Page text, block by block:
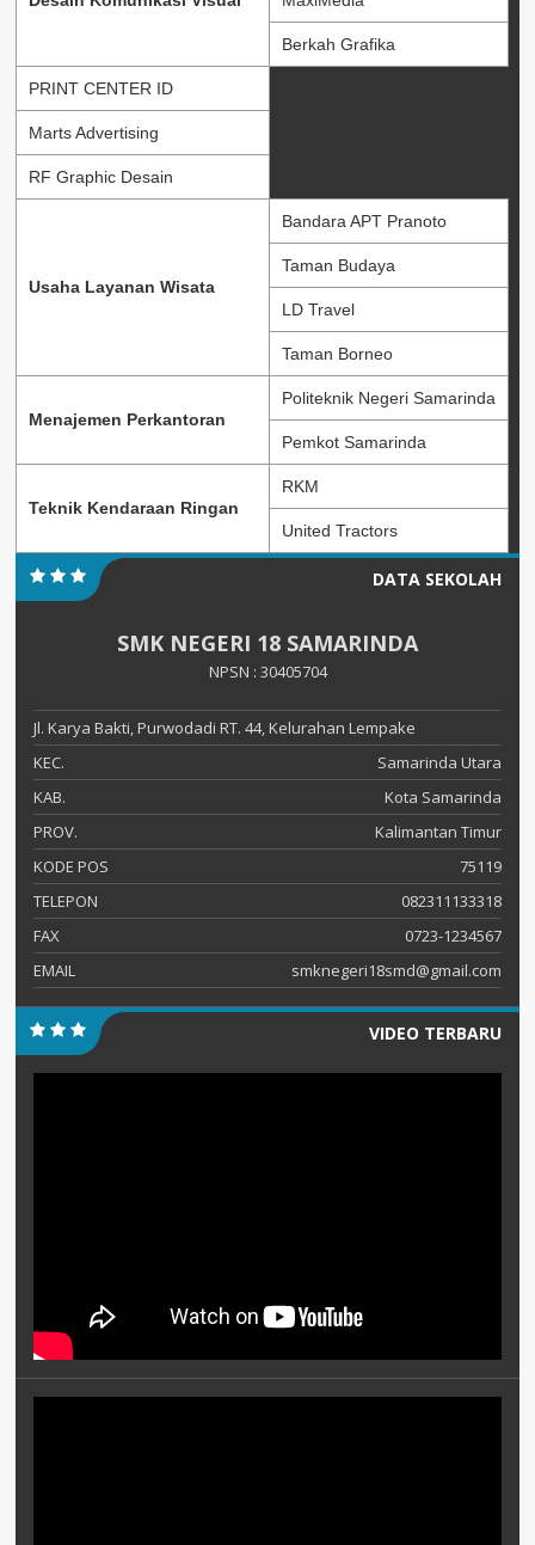
Berkah Grafika
PRINT CENTER ID
Marts Advertising
RF Graphic Desain
Usaha Layanan Wisata
Bandara APT Pranoto
Taman Budaya
LD Travel
Taman Borneo
Menajemen Perkantoran
Politeknik Negeri Samarinda
Pemkot Samarinda
Teknik Kendaraan Ringan
RKM
United Tractors
DATA SEKOLAH
SMK NEGERI 18 SAMARINDA
NPSN : 30405704
Jl. Karya Bakti, Purwodadi RT. 44, Kelurahan Lempake
KEC.
Samarinda Utara
KAB.
Kota Samarinda
PROV.
Kalimantan Timur
KODE POS
75119
TELEPON
082311133318
FAX
0723-1234567
EMAIL
smknegeri18smd@gmail.com
VIDEO TERBARU